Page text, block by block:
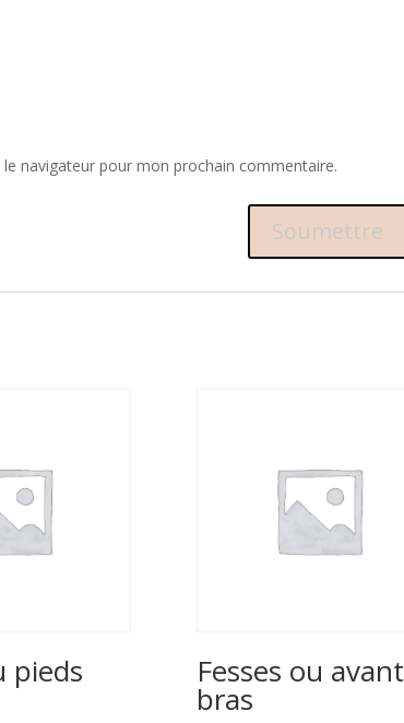
navigateur pour mon prochain commentaire.
pieds Fesses ou avant
bras